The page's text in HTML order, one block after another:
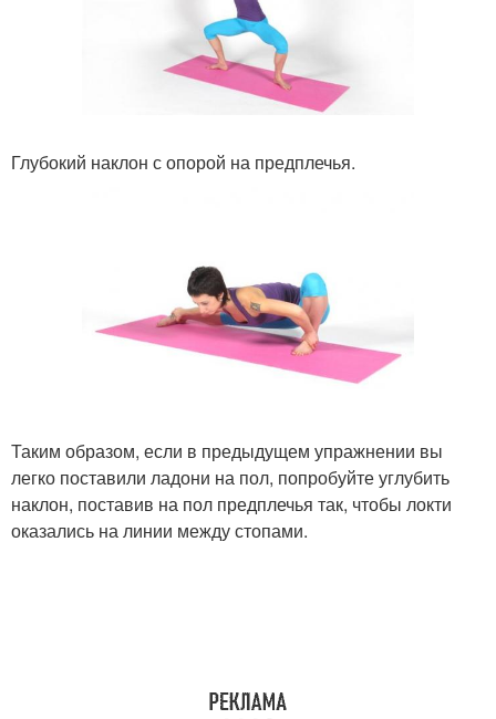
Глубокий наклон с опорой на предплечья.
Таким образом, если в предыдущем упражнении вы
легко поставили ладони на пол, попробуйте углубить
наклон, поставив на пол предплечья так, чтобы локти
оказались на линии между стопами.